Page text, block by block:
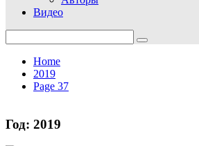
Видео
for:
Home
2019
Page 37
Год: 2019